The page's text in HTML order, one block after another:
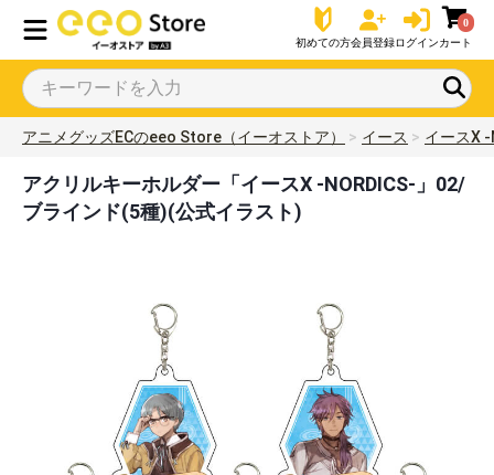
初めての方会員登録ログイン
0
カート
アニメグッズECのeeo Store（イーオストア） イース イースX -
アクリルキーホルダー「イースX -NORDICS-」02/
ブラインド(5種)(公式イラスト)